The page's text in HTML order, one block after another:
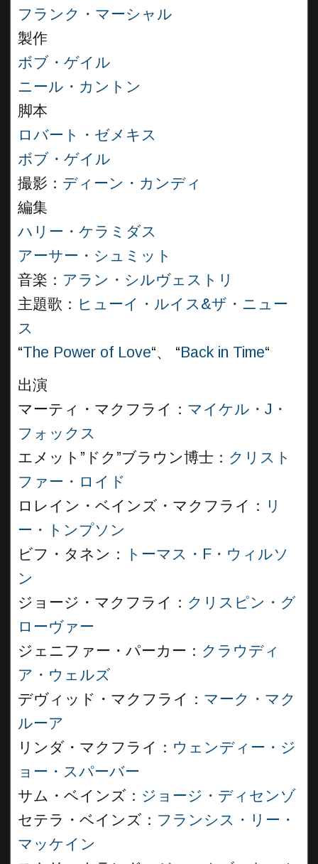
フランク・マーシャル
製作
ボブ・ゲイル
ニール・カントン
脚本
ロバート・ゼメキス
ボブ・ゲイル
撮影： ディーン・カンディ
編集
ハリー・ケラミダス
アーサー・シュミット
音楽： アラン・シルヴェストリ
主題歌： ヒューイ・ルイス&ザ・ニュー
ス
“The Power of Love“、 “Back in Time“
出演
マーティ・マクフライ： マイケル・J・
フォックス
エメット”ドク”ブラウン博士： クリスト
ファー・ロイド
ロレイン・ベインズ・マクフライ： リ
ー・トンプソン
ビフ・タネン：
トーマス・F・ウィルソ
ン
ジョージ・マクフライ： クリスピン・グ
ローヴァー
ジェニファー・パーカー： クラウディ
ア・ウェルズ
デヴィッド・マクフライ： マーク・マク
ルーア
リンダ・マクフライ： ウェンディー・ジ
ョー・スパーバー
サム・ベインズ： ジョージ・ディセンゾ
セテラ・ベインズ： フランシス・リー・
マッケイン